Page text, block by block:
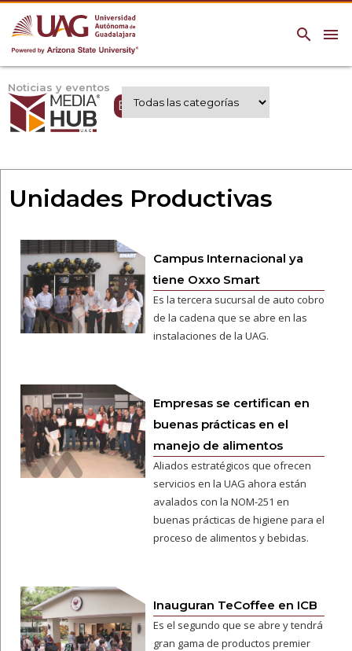
menu
search
Noticias y eventos
Expertos UAG
Unidades Productivas
Campus Internacional ya
tiene Oxxo Smart
Es la tercera sucursal de auto cobro
de la cadena que se abre en las
instalaciones de la UAG.
Empresas se certifican en
buenas prácticas en el
manejo de alimentos
Aliados estratégicos que ofrecen
servicios en la UAG ahora están
avalados con la NOM-251 en
buenas prácticas de higiene para el
proceso de alimentos y bebidas.
Inauguran TeCoffee en ICB
Es el segundo que se abre y tendrá
gran gama de productos premier